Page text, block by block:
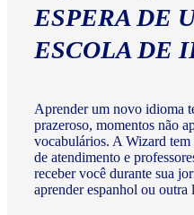
ESPERA DE
ESCOLA DE
Aprender um novo idioma
prazeroso, momentos não
vocabulários. A Wizard
de atendimento e
receber você durante sua
aprender espanhol ou outra